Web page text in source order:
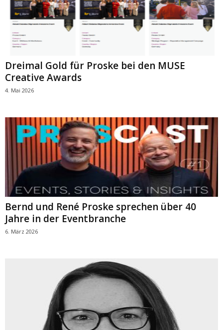
Dreimal Gold für Proske bei den MUSE
Creative Awards
4. Mai 2026
Bernd und René Proske sprechen über 40
Jahre in der Eventbranche
6. März 2026